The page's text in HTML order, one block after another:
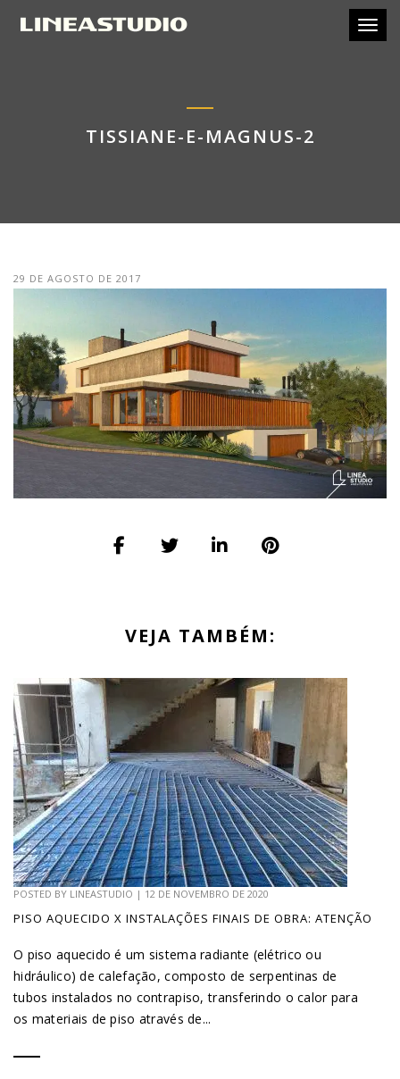
TISSIANE-E-MAGNUS-2
29 DE AGOSTO DE 2017
VEJA TAMBÉM:
POSTED BY LINEASTUDIO | 12 DE NOVEMBRO DE 2020
PISO AQUECIDO X INSTALAÇÕES FINAIS DE OBRA: ATENÇÃO
O piso aquecido é um sistema radiante (elétrico ou
hidráulico) de calefação, composto de serpentinas de
tubos instalados no contrapiso, transferindo o calor para
os materiais de piso através de...